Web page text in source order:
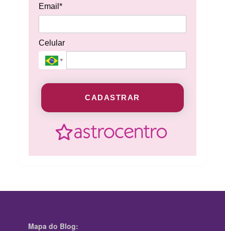
Email*
Celular
CADASTRAR
Mapa do Blog: